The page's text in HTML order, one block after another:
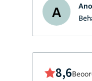
A
8,6